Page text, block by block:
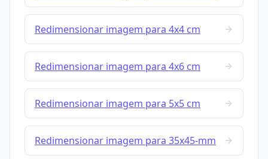
Redimensionar imagem para 4x4 cm
Redimensionar imagem para 4x6 cm
Redimensionar imagem para 5x5 cm
Redimensionar imagem para 35x45-mm